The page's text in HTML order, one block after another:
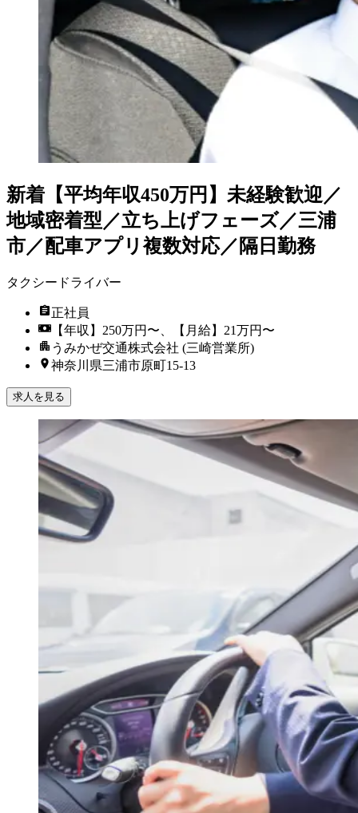
新着 【平均年収450万円】未経験歓迎／
地域密着型／立ち上げフェーズ／三浦
市／配車アプリ複数対応／隔日勤務
タクシードライバー
正社員
【年収】250万円〜、【月給】21万円〜
うみかぜ交通株式会社 (三崎営業所)
神奈川県三浦市原町15-13
求人を見る